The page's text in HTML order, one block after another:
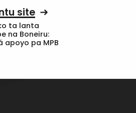
site
ta lanta
na Boneiru:
apoyo pa MPB